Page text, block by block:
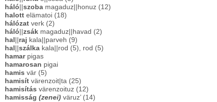
háló szoba magaduz||honuz (12)
halott elämatoi (18)
hálózat verk (2)
háló zsák magaduz||havad (2)
hal
raj kala||parveh (9)
hal
szálka kala||rod (5), rod (5)
hamar pigas
hamarosan pigai
hamis vär (5)
hamisít värenzoit|ta (25)
hamisítás värenzoituz (12)
hamisság (zenei) väruz’ (14)